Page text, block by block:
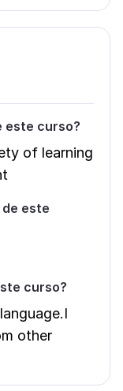
este curso?
of learning
este
curso?
other